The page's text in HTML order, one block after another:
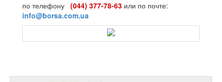
по телефону (044) 377-78-63 или по почте:
info@borsa.com.ua